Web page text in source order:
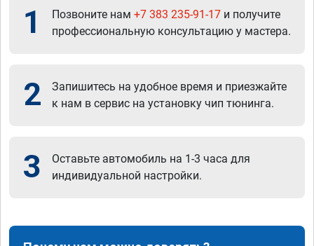
1 Позвоните нам +7 383 235-91-17 и получите
профессиональную консультацию у мастера.
2
Запишитесь на удобное время и приезжайте
к нам в сервис на установку чип тюнинга.
3
Оставьте автомобиль на 1-3 часа для
индивидуальной настройки.